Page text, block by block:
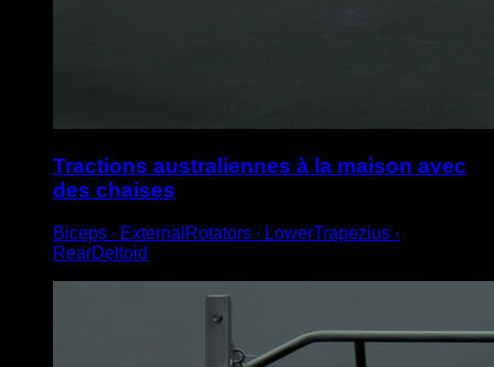
Tractions australiennes à la maison avec
des chaises
Biceps ∙ ExternalRotators ∙ LowerTrapezius ∙
RearDeltoid